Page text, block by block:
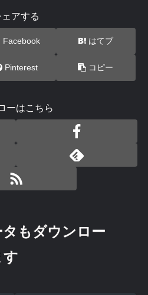
ェアする
Facebook はてブ
Pinterest コピー
ーはこちら
もダウンロー
す